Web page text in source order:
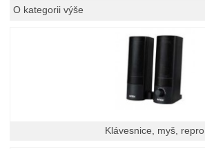
O kategorii výše
Klávesnice, myš, repro